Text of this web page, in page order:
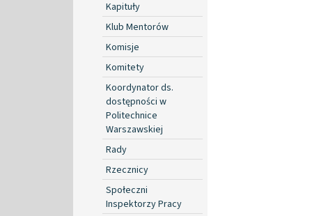
Kapituły
Klub Mentorów
Komisje
Komitety
Koordynator ds.
dostępności w
Politechnice
Warszawskiej
Rady
Rzecznicy
Społeczni
Inspektorzy Pracy